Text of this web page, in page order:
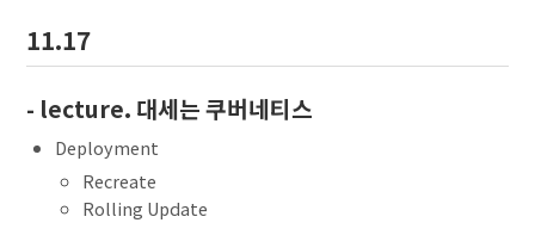
11.17
- lecture. 대세는 쿠버네티스
Deployment
Recreate
Rolling Update